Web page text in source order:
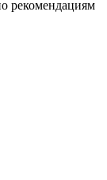
рекомендациям